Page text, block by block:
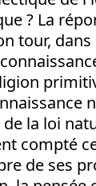
? La
tour,
la loi
compté
de ses